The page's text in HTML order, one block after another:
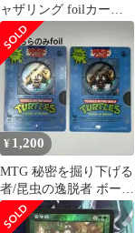
ャザリング foilカード
セット
¥ 1,200
MTG 秘密を掘り下げる
者/昆虫の逸脱者 ボーダ
ーレス 英語2枚 SLD